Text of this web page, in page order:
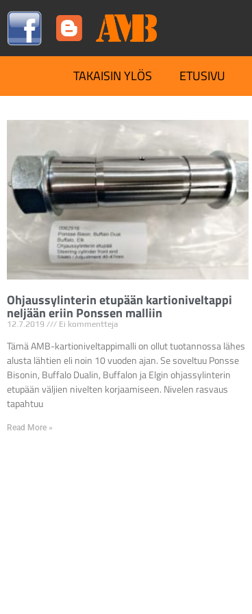
TAKAISIN YLÖS ETUSIVU
Ohjaussylinterin etupään kartioniveltappi
neljään eriin Ponssen malliin
12.7.2019 Ei kommentteja
Tämä AMB-kartioniveltappimalli on ollut tuotannossa lähes
alusta lähtien eli noin 10 vuoden ajan. Se soveltuu Ponsse
Bisonin, Buffalo Dualin, Buffalon ja Elgin ohjassylinterin
etupään väljien nivelten korjaamiseen. Nivelen rasvaus
tapahtuu
Read More »